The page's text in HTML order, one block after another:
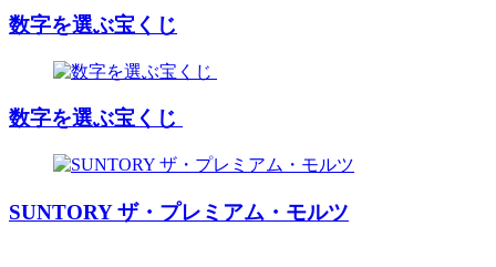
数字を選ぶ宝くじ
数字を選ぶ宝くじ
SUNTORY ザ・プレミアム・モルツ